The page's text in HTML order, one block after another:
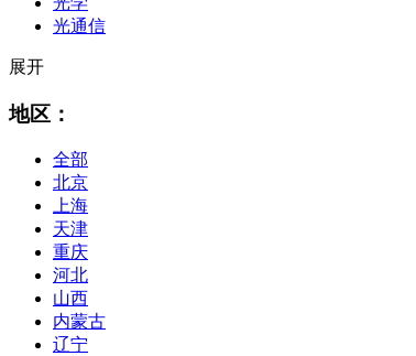
光通信
展开
地区：
全部
北京
上海
天津
重庆
河北
山西
内蒙古
辽宁